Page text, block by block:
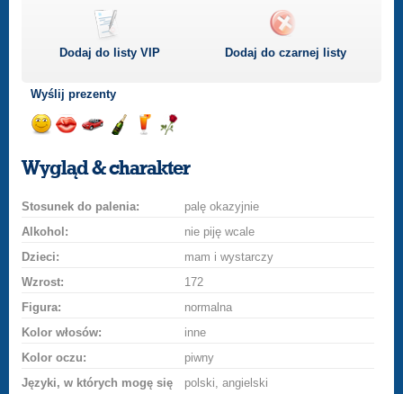
Dodaj do listyVIP Dodaj do czarnej listy
Wyślij prezenty
uśmiech
buziakasamochodem
szampana
drinka
różę
Wygląd & charakter
Stosunek do palenia:
palę okazyjnie
Alkohol:
nie piję wcale
Dzieci:
mam i wystarczy
Wzrost:
172
Figura:
normalna
Kolor włosów:
inne
Kolor oczu:
piwny
Języki, w których mogę się
polski, angielski